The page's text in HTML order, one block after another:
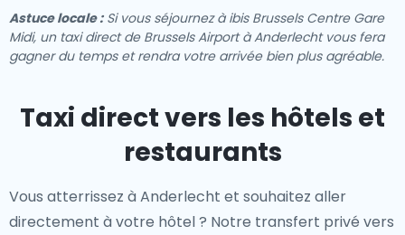
Astuce locale :Si vous séjournez à ibis Brussels Centre Gare
Midi, un taxi direct de Brussels Airport à Anderlecht vous fera
gagner du temps et rendra votre arrivée bien plus agréable.
Taxi direct vers les hôtels et
restaurants
Vous atterrissez à Anderlecht et souhaitez aller
directement à votre hôtel ? Notre transfert privé vers